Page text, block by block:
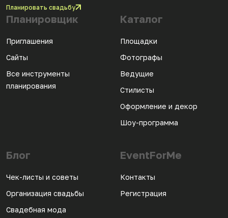
Планировать свадьбу
Планировщик
Приглашения
Сайты
Все инструменты
планирования
Каталог
Площадки
Фотографы
Ведущие
Стилисты
Оформление и декор
Шоу-программа
Блог
Чек-листы и советы
Организация свадьбы
Свадебная мода
EventForMe
Контакты
Регистрация